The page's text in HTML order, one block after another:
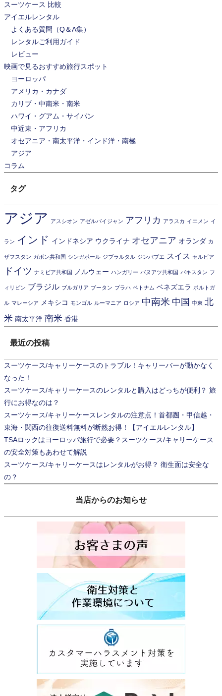
スーツケース 比較
アイエルレンタル
よくある質問（Q＆A集）
レンタルご利用ガイド
レビュー
映画で見るおすすめ旅行スポット
ヨーロッパ
アメリカ・カナダ
カリブ・中南米・南米
ハワイ・グアム・サイパン
中近東・アフリカ
オセアニア・南太平洋・インド洋・南極
アジア
コラム
タグ
アジア アスシオン アゼルバイジャン アフリカ アラスカ イエメン イ
ラン インド インドネシア ウクライナ オセアニア オランダ カ
ザフスタン ガボン共和国 シンガポール ジブラルタル ジンバブエ スイス セルビア
ドイツ ナミビア共和国 ノルウェー ハンガリー バヌアツ共和国 パキスタン フ
ィリピン ブラジル ブルガリア ブータン プラハ ベトナム ベネズエラ ポルトガ
ル マレーシア メキシコ モンゴル ルーマニア ロシア 中南米 中国 中東 北
米 南太平洋 南米 香港
最近の投稿
スーツケース/キャリーケースのトラブル！キャリーバーが動かなく
なった！
スーツケース/キャリーケースのレンタルと購入はどっちが便利？ 旅
行にお得なのは？
スーツケース/キャリーケースレンタルの注意点！首都圏・甲信越・
東海・関西の往復送料無料が断然お得！【アイエルレンタル】
TSAロックはヨーロッパ旅行で必要？スーツケース/キャリーケース
の安全対策もあわせて解説
スーツケース/キャリーケースはレンタルがお得？ 衛生面は安全な
の？
当店からのお知らせ